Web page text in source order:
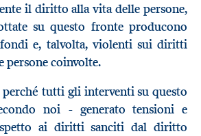
il diritto alla vita delle persone,
su questo fronte producono
e, talvolta, violenti sui diritti
persone coinvolte.
perché tutti gli interventi su questo
noi - generato tensioni e
ai diritti sanciti dal diritto